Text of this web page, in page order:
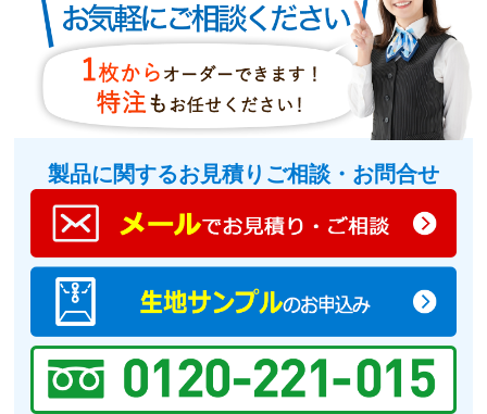
製品に関するお見積りご相談・お問合せ